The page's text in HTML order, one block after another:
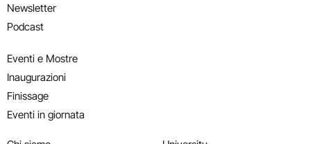
Newsletter
Podcast
Eventi e Mostre
Inaugurazioni
Finissage
Eventi in giornata